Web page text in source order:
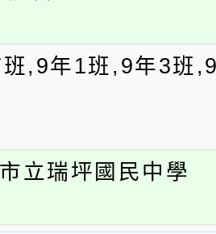
,9年1班,9年3班
立瑞坪國民中學